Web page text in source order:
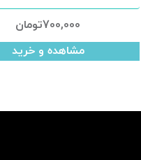
تومان
مشاهده و خرید